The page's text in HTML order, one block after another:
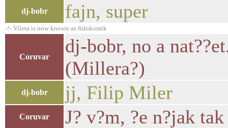
dj-bobr fajn, super
-!- Vileta is now known as fidokomik
Coruvar
dj-bobr, no a
(Millera?)
dj-bobr jj, Filip Miler
Coruvar J? v?m, ?e n?jak